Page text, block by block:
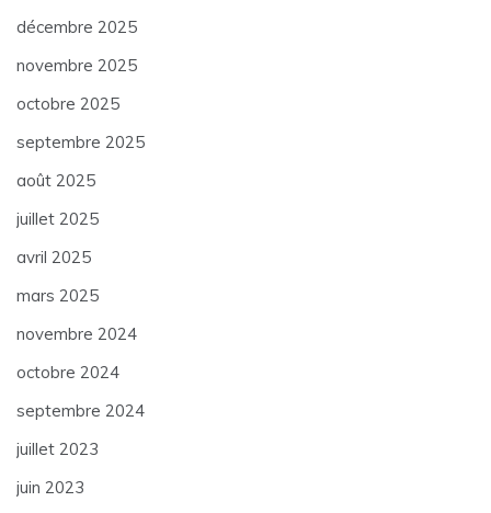
décembre 2025
novembre 2025
octobre 2025
septembre 2025
août 2025
juillet 2025
avril 2025
mars 2025
novembre 2024
octobre 2024
septembre 2024
juillet 2023
juin 2023